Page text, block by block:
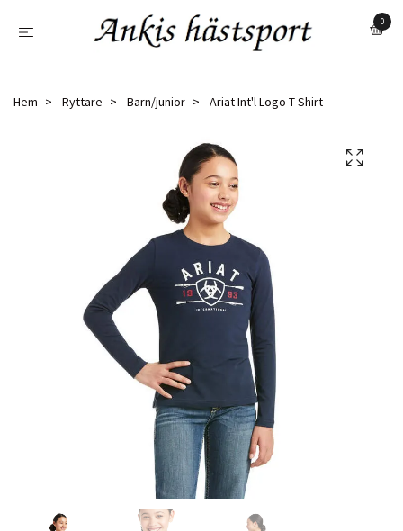
0
Hem Ryttare Barn/junior Ariat Int'l Logo T-Shirt